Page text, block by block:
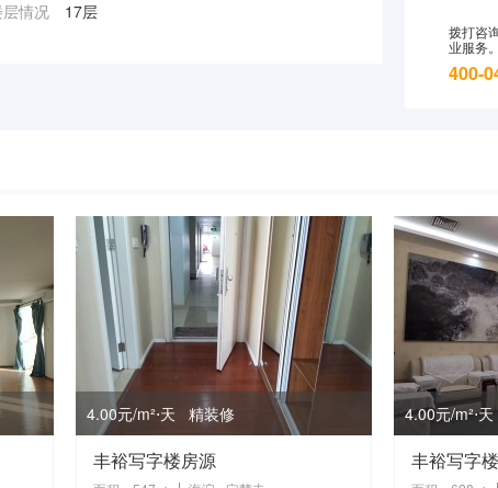
情况 17层
拨打咨
业服务。
400-
4.00元/m²⋅天 精装修
丰裕写字楼房源
4.00元/m²⋅
丰裕写字